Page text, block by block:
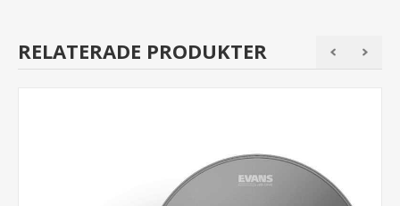
RELATERADE PRODUKTER